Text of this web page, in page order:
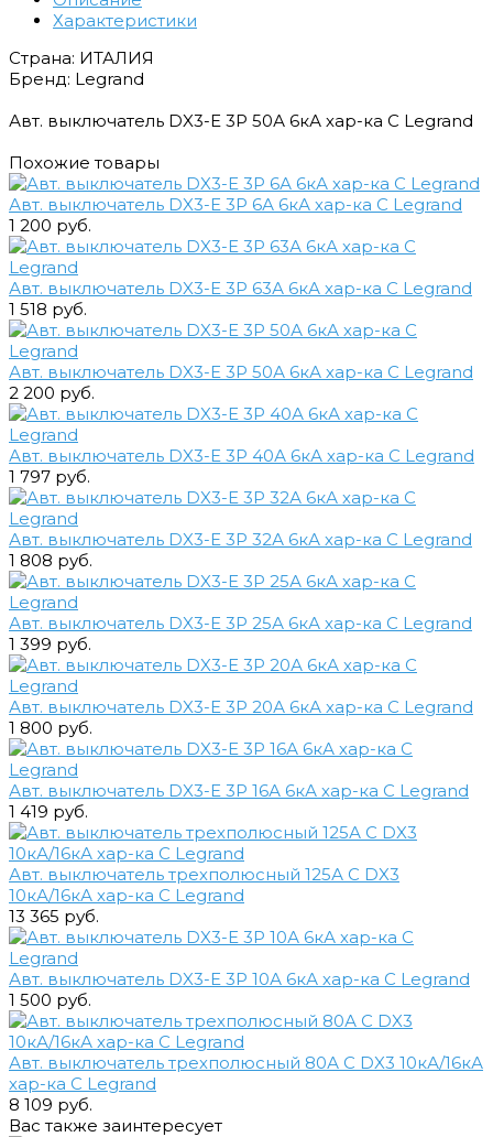
Характеристики
Страна: ИТАЛИЯ
Бренд: Legrand
Авт. выключатель DX3-E 3Р 50А 6кА хар-ка С Legrand
Похожие товары
Авт. выключатель DX3-E 3Р 6А 6кА хар-ка С Legrand
1 200 руб.
Авт. выключатель DX3-E 3Р 63А 6кА хар-ка С Legrand
1 518 руб.
Авт. выключатель DX3-E 3Р 50А 6кА хар-ка С Legrand
2 200 руб.
Авт. выключатель DX3-E 3Р 40А 6кА хар-ка С Legrand
1 797 руб.
Авт. выключатель DX3-E 3Р 32А 6кА хар-ка С Legrand
1 808 руб.
Авт. выключатель DX3-E 3Р 25А 6кА хар-ка С Legrand
1 399 руб.
Авт. выключатель DX3-E 3Р 20А 6кА хар-ка С Legrand
1 800 руб.
Авт. выключатель DX3-E 3Р 16А 6кА хар-ка С Legrand
1 419 руб.
Авт. выключатель трехполюсный 125А C DX3
10кА/16кА хар-ка С Legrand
13 365 руб.
Авт. выключатель DX3-E 3Р 10А 6кА хар-ка С Legrand
1 500 руб.
Авт. выключатель трехполюсный 80А C DX3 10кА/16кА
хар-ка С Legrand
8 109 руб.
Вас также заинтересует